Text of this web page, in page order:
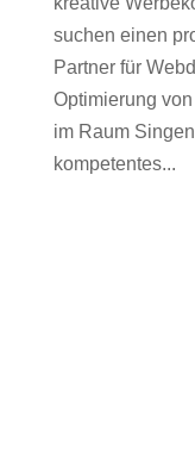
suchen einen
Partner für
Optimierung
im Raum
kompetentes...